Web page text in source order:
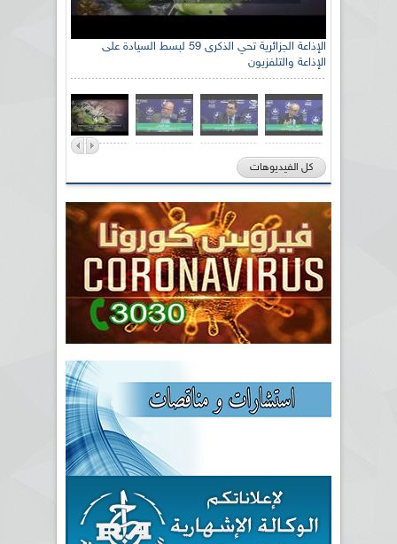
الإذاعة الجزائرية تحي الذكرى 59 لبسط السيادة على
الإذاعة والتلفزيون
كل الفيديوهات